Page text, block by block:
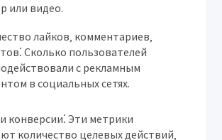
или видео.
лайков‚ комментариев‚
Сколько пользователей
с рекламным
в социальных сетях.
конверсии⁚ Эти метрики
количество целевых действий‚